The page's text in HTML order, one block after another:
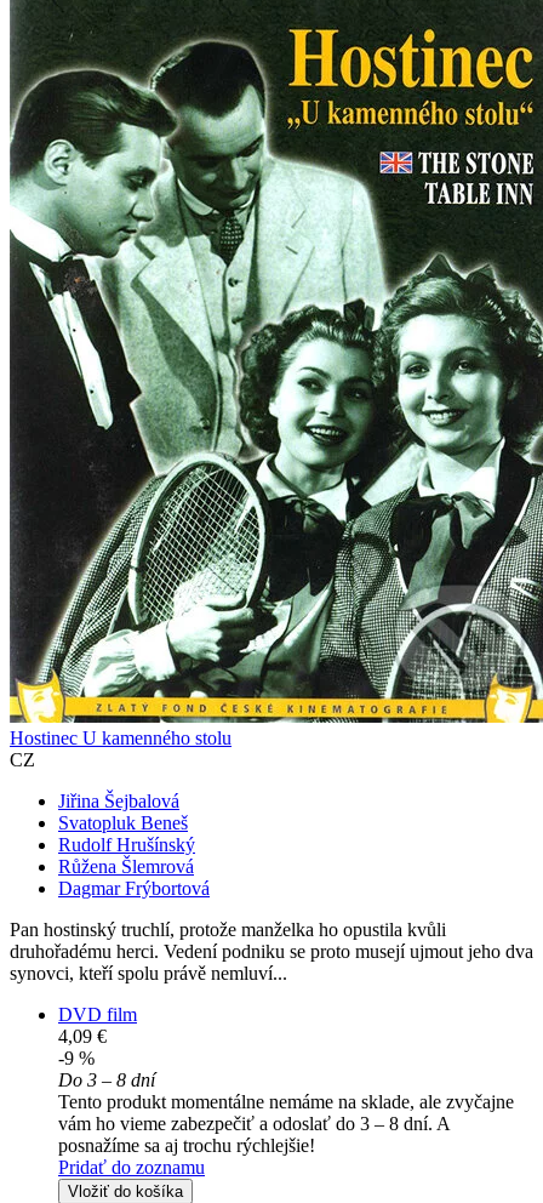
Hostinec U kamenného stolu
CZ
Jiřina Šejbalová
Svatopluk Beneš
Rudolf Hrušínský
Růžena Šlemrová
Dagmar Frýbortová
Pan hostinský truchlí, protože manželka ho opustila kvůli
druhořadému herci. Vedení podniku se proto musejí ujmout jeho dva
synovci, kteří spolu právě nemluví...
DVD film
4,09 €
-9 %
Do 3 – 8 dní
Tento produkt momentálne nemáme na sklade, ale zvyčajne
vám ho vieme zabezpečiť a odoslať do 3 – 8 dní. A
posnažíme sa aj trochu rýchlejšie!
Pridať do zoznamu
Vložiť do košíka